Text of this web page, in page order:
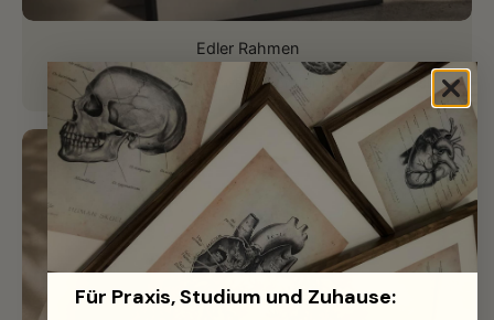
Edler Rahmen
Hochwertiger Aluminium-Rahmen für perfektes Finish.
Für Praxis, Studium und Zuhause: